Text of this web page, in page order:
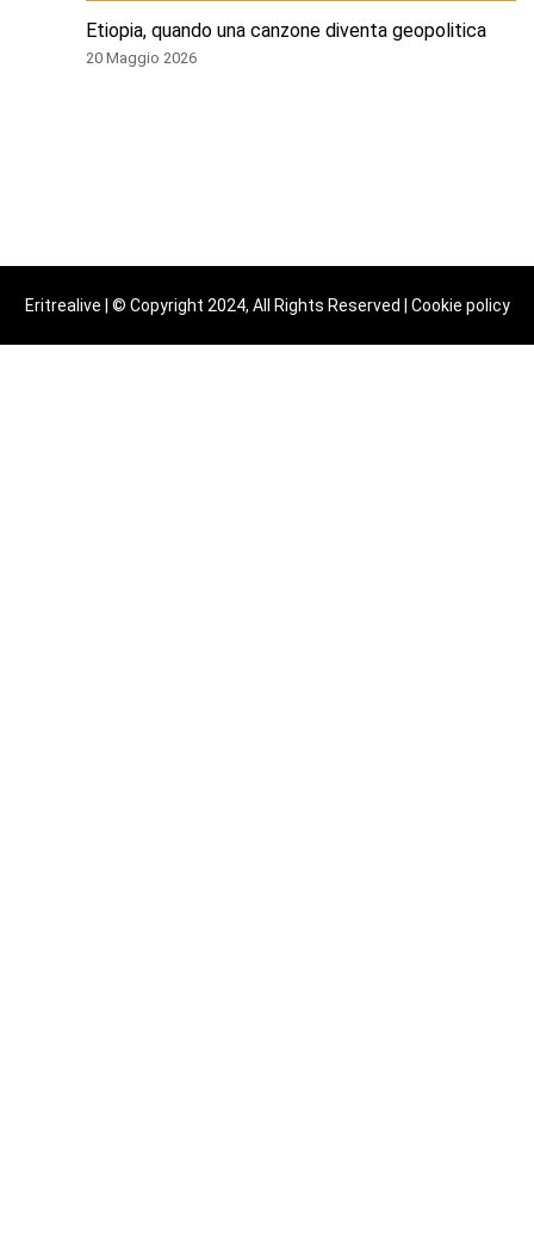
Etiopia, quando una canzone diventa geopolitica
20 Maggio 2026
Eritrealive | © Copyright 2024, All Rights Reserved | Cookie policy